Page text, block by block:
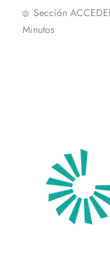
Sección
Minutos